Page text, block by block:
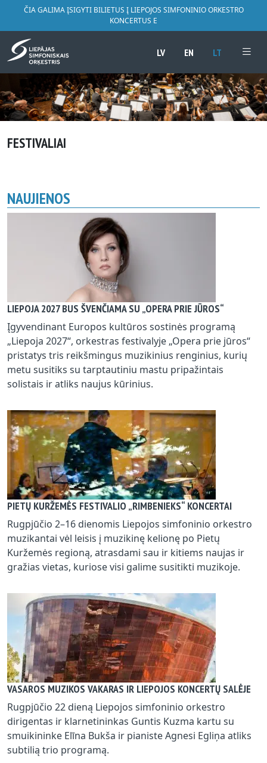
ČIA GALIMA ĮSIGYTI BILIETUS Į LIEPOJOS SIMFONINIO ORKESTRO
KONCERTUS E
LV EN LT
FESTIVALIAI
NAUJIENOS
LIEPOJA 2027 BUS ŠVENČIAMA SU „OPERA PRIE JŪROS“
Įgyvendinant Europos kultūros sostinės programą
„Liepoja 2027“, orkestras festivalyje „Opera prie jūros“
pristatys tris reikšmingus muzikinius renginius, kurių
metu susitiks su tarptautiniu mastu pripažintais
solistais ir atliks naujus kūrinius.
PIETŲ KURŽEMĖS FESTIVALIO „RIMBENIEKS“ KONCERTAI
Rugpjūčio 2–16 dienomis Liepojos simfoninio orkestro
muzikantai vėl leisis į muzikinę kelionę po Pietų
Kuržemės regioną, atrasdami sau ir kitiems naujas ir
gražias vietas, kuriose visi galime susitikti muzikoje.
VASAROS MUZIKOS VAKARAS IR LIEPOJOS KONCERTŲ SALĖJE
Rugpjūčio 22 dieną Liepojos simfoninio orkestro
dirigentas ir klarnetininkas Guntis Kuzma kartu su
smuikininke Elīna Bukša ir pianiste Agnesi Egliņa atliks
subtilią trio programą.